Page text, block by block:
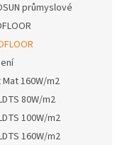
průmyslové
160W/m2
80W/m2
100W/m2
160W/m2